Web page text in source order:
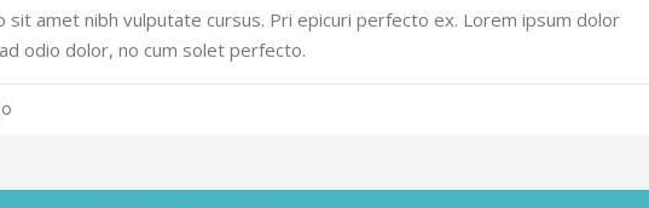
sit amet nibh vulputate cursus. Pri epicuri perfecto ex. Lorem ipsum dolor
odio dolor, no cum solet perfecto.